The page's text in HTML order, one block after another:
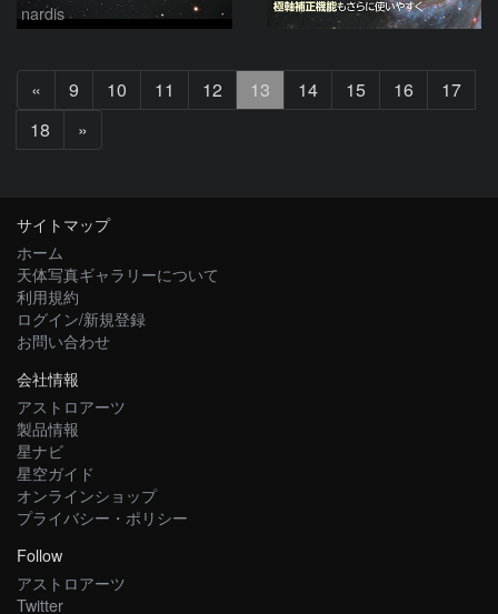
nardis
«
へ
9 10 11 12 13 14 15 16
17
18
»
へ
サイトマップ
ホーム
天体写真ギャラリーについて
利用規約
ログイン/新規登録
お問い合わせ
会社情報
アストロアーツ
製品情報
星ナビ
星空ガイド
オンラインショップ
プライバシー・ポリシー
Follow
アストロアーツ
Twitter